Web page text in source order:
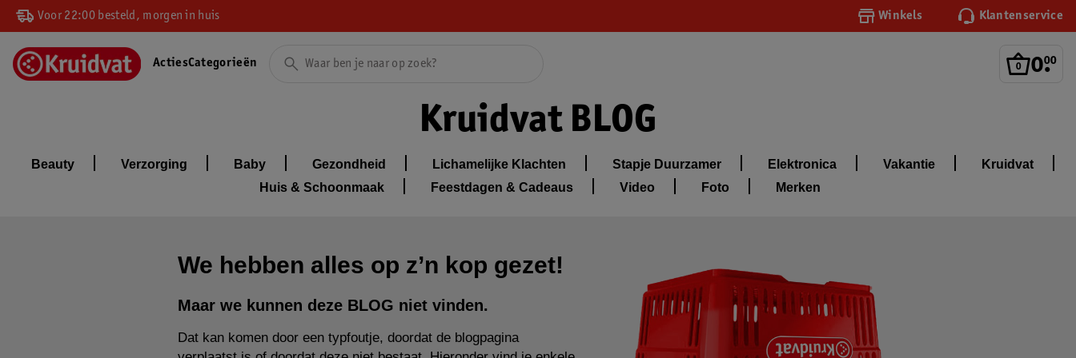
Voor 22:00 besteld, morgen in huis Winkels Klantenservice
0.
00
ActiesCategorieën
Kruidvat BLOG
Beauty Verzorging Baby Gezondheid Lichamelijke Klachten Stapje Duurzamer Elektronica Vakantie
Kruidvat
Huis & Schoonmaak
Feestdagen & Cadeaus Video Foto Merken
We hebben alles op z’n kop gezet!
Maar we kunnen deze BLOG niet vinden.
Dat kan komen door een typfoutje, doordat de blogpagina